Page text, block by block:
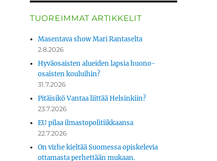
TUOREIMMAT ARTIKKELIT
Masentava show Mari Rantaselta
2.8.2026
Hyväosaisten alueiden lapsia huono-
osaisten kouluihin?
31.7.2026
Pitäisikö Vantaa liittää Helsinkiin?
23.7.2026
EU pilaa ilmastopolitiikkaansa
22.7.2026
On virhe kieltää Suomessa opiskelevia
ottamasta perhettään mukaan.